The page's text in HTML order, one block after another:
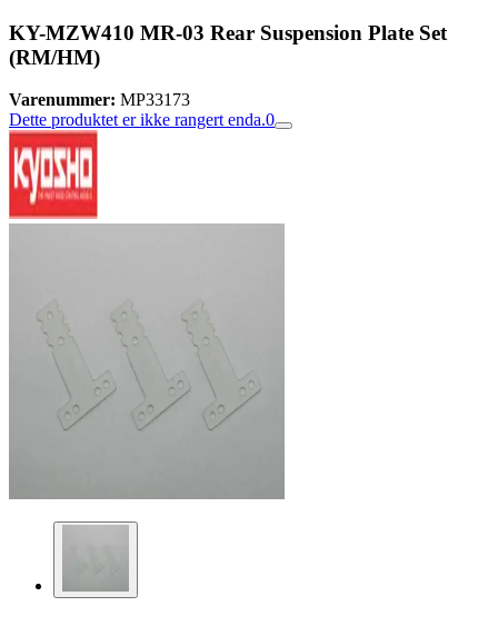
KY-MZW410 MR-03 Rear Suspension Plate Set
(RM/HM)
Varenummer: MP33173
Dette produktet er ikke rangert enda.0